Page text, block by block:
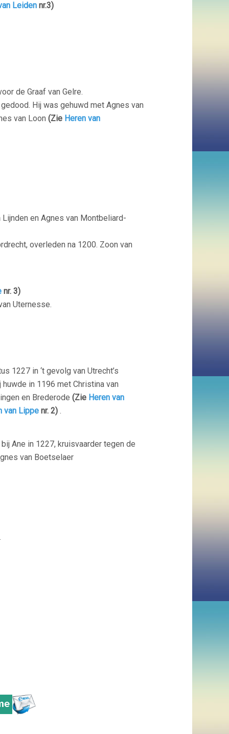
Leiden nr.3)
de Graaf van Gelre.
Hij was gehuwd met Agnes van
van Loon (Zie Heren van
en Agnes van Montbeliard-
overleden na 1200. Zoon van
nr. 3)
Uternesse.
1227 in ‘t gevolg van Utrecht’s
in 1196 met Christina van
en Brederode (Zie Heren van
van Lippe nr. 2) .
Ane in 1227, kruisvaarder tegen de
van Boetselaer